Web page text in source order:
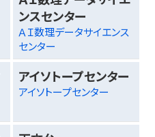
ンスセンター
ＡＩ数理データサイエンス
センター
アイソトープセンター
アイソトープセンター